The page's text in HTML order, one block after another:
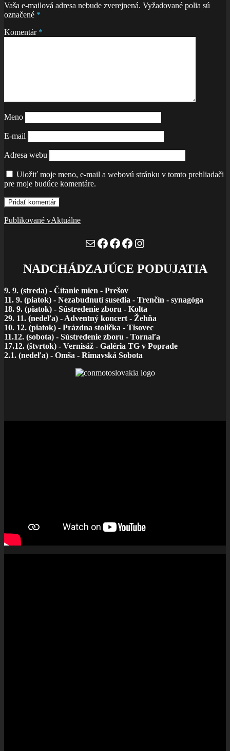
Vaša e-mailová adresa nebude zverejnená. Vyžadované polia sú
označené *
Komentár *
Meno
E-mail
Adresa webu
Uložiť moje meno, e-mail a webovú stránku v tomto prehliadači
pre moje budúce komentáre.
Navigácia
Publikované vAktuálne
MailFacebook
Facebook
Facebook
Instagram
NADCHÁDZAJÚCE PODUJATIA
9. 9. (streda) - Čítanie mien - Prešov
11. 9. (piatok) - Nezabudnutí susedia - Trenčín - synagóga
18. 9. (piatok) - Sústredenie zboru - Kolta
29. 11. (nedeľa) - Adventný koncert - Žehňa
10. 12. (piatok) - Prázdna stolička - Tisovec
11.12. (sobota) - Sústredenie zboru - Tornaľa
17.12. (štvrtok) - Vernisáž - Galéria TG v Poprade
2.1. (nedeľa) - Omša - Rimavská Sobota